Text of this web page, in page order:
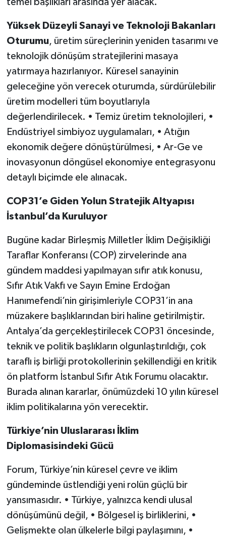
Yüksek Düzeyli Sanayi ve Teknoloji Bakanları
Oturumu, üretim süreçlerinin yeniden tasarımı ve
teknolojik dönüşüm stratejilerini masaya
yatırmaya hazırlanıyor. Küresel sanayinin
geleceğine yön verecek oturumda, sürdürülebilir
üretim modelleri tüm boyutlarıyla
değerlendirilecek. • Temiz üretim teknolojileri, •
Endüstriyel simbiyoz uygulamaları, • Atığın
ekonomik değere dönüştürülmesi, • Ar-Ge ve
inovasyonun döngüsel ekonomiye entegrasyonu
detaylı biçimde ele alınacak.
COP31’e Giden Yolun Stratejik Altyapısı
İstanbul’da Kuruluyor
Bugüne kadar Birleşmiş Milletler İklim Değişikliği
Taraflar Konferansı (COP) zirvelerinde ana
gündem maddesi yapılmayan sıfır atık konusu,
Sıfır Atık Vakfı ve Sayın Emine Erdoğan
Hanımefendi’nin girişimleriyle COP31’in ana
müzakere başlıklarından biri haline getirilmiştir.
Antalya’da gerçekleştirilecek COP31 öncesinde,
teknik ve politik başlıkların olgunlaştırıldığı, çok
taraflı iş birliği protokollerinin şekillendiği en kritik
ön platform İstanbul Sıfır Atık Forumu olacaktır.
Burada alınan kararlar, önümüzdeki 10 yılın küresel
iklim politikalarına yön verecektir.
Türkiye’nin Uluslararası İklim
Diplomasisindeki Gücü
Forum, Türkiye’nin küresel çevre ve iklim
gündeminde üstlendiği yeni rolün güçlü bir
yansımasıdır. • Türkiye, yalnızca kendi ulusal
dönüşümünü değil, • Bölgesel iş birliklerini, •
Gelişmekte olan ülkelerle bilgi paylaşımını, •